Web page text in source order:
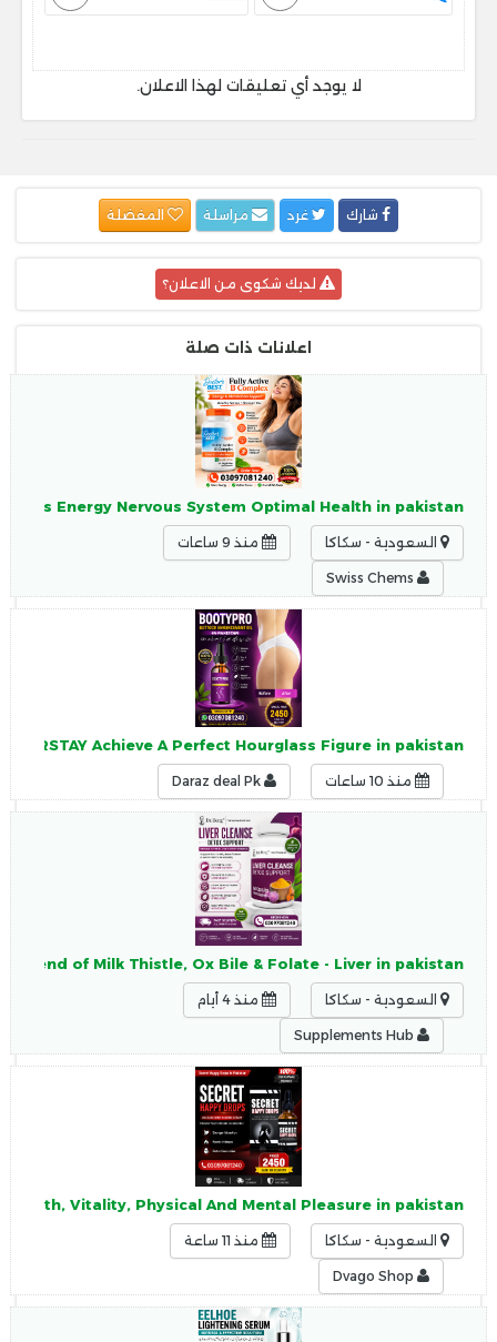
لا يوجد أي تعليقات لهذا الاعلان.
شارك غرد
لديك شكوى من الاعلان؟
اعلانات ذات صلة
Energy Nervous System Optimal Health in pakistan
السعودية - سكاكا منذ 9 ساعات
TRSTAY Achieve A Perfect Hourglass Figure in pakistan
منذ 10 ساعات
Blend of Milk Thistle, Ox Bile & Folate - Liver in pakistan
السعودية - سكاكا منذ 4 أيام
Health, Vitality, Physical And Mental Pleasure in pakistan
السعودية - سكاكا منذ 11 ساعة